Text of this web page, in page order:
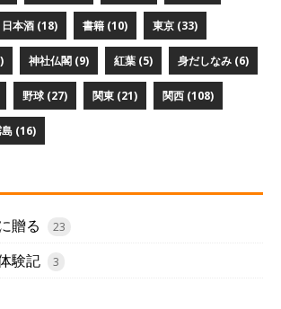
日本酒 (18) 書籍 (10) 東京 (33)
神社仏閣 (9) 紅葉 (5) 身だしなみ (6)
野球 (27) 関東 (21) 関西 (108)
(16)
贈る 23
験記 3